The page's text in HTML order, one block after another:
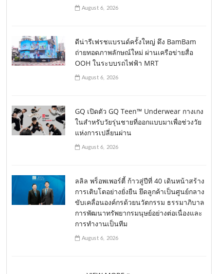
August 6, 2026
ดีน่ารีเฟรชแบรนด์ครั้งใหญ่ ดึง BamBam
ถ่ายทอดภาพลักษณ์ใหม่ ผ่านเครือข่ายสื่อ
OOH ในระบบรถไฟฟ้า MRT
August 6, 2026
GQ เปิดตัว GQ Teen™ Underwear กางเกง
ในสำหรับวัยรุ่นชายที่ออกแบบมาเพื่อช่วงวัย
แห่งการเปลี่ยนผ่าน
August 6, 2026
ลลิล พร็อพเพอร์ตี้ ก้าวสู่ปีที่ 40 เดินหน้าสร้าง
การเติบโตอย่างยั่งยืน ยึดลูกค้าเป็นศูนย์กลาง
ขับเคลื่อนองค์กรด้วยนวัตกรรม ธรรมาภิบาล
การพัฒนาทรัพยากรมนุษย์อย่างต่อเนื่องและ
การทำงานเป็นทีม
August 6, 2026